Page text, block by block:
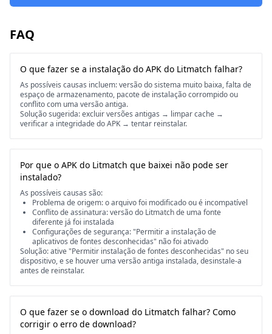
FAQ
O que fazer se a instalação do APK do Litmatch falhar?
As possíveis causas incluem: versão do sistema muito baixa, falta de
espaço de armazenamento, pacote de instalação corrompido ou
conflito com uma versão antiga.
Solução sugerida: excluir versões antigas → limpar cache →
verificar a integridade do APK → tentar reinstalar.
Por que o APK do Litmatch que baixei não pode ser
instalado?
As possíveis causas são:
Problema de origem: o arquivo foi modificado ou é incompatível
Conflito de assinatura: versão do Litmatch de uma fonte
diferente já foi instalada
Configurações de segurança: "Permitir a instalação de
aplicativos de fontes desconhecidas" não foi ativado
Solução: ative "Permitir instalação de fontes desconhecidas" no seu
dispositivo, e se houver uma versão antiga instalada, desinstale-a
antes de reinstalar.
O que fazer se o download do Litmatch falhar? Como
corrigir o erro de download?